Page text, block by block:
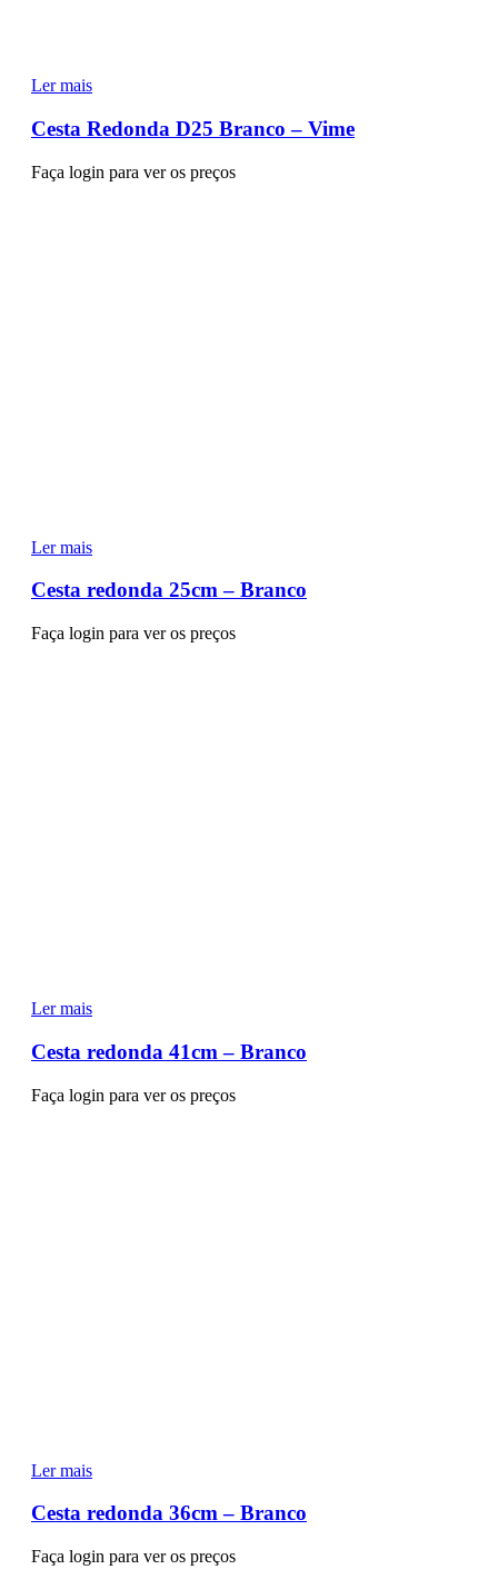
Ler mais
Cesta Redonda D25 Branco – Vime
Faça login para ver os preços
Ler mais
Cesta redonda 25cm – Branco
Faça login para ver os preços
Ler mais
Cesta redonda 41cm – Branco
Faça login para ver os preços
Ler mais
Cesta redonda 36cm – Branco
Faça login para ver os preços